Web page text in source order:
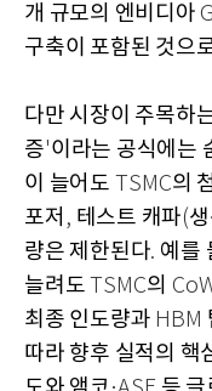
개 규모의 엔비디아
구축이 포함된 것으
다만 시장이 주목하
증'이라는 공식에는
이 늘어도 TSMC의
포저 , 테스트 캐파(
량은 제한된다. 예를
늘려도 TSMC의
최종 인도량과 HBM
따라 향후 실적의 핵